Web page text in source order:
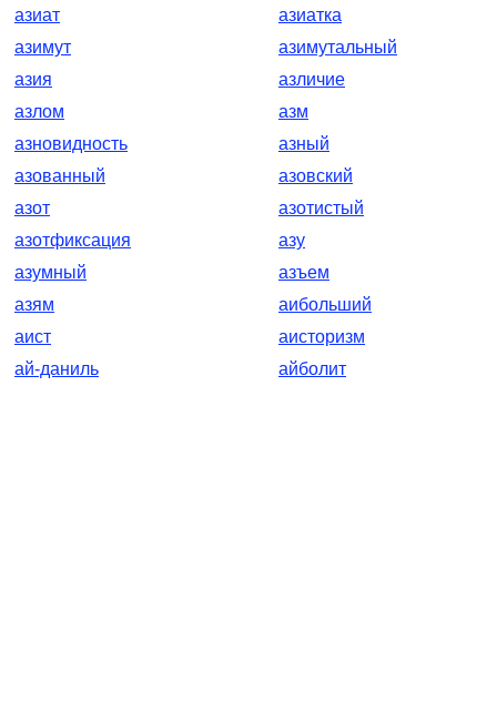
азиат
азиатка
азимут
азимутальный
азия
азличие
азлом
азм
азновидность
азный
азованный
азовский
азот
азотистый
азотфиксация
азу
азумный
азъем
азям
аибольший
аист
аисторизм
ай-даниль
айболит